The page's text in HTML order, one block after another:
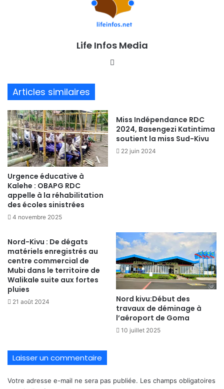
Life Infos Media
Articles similaires
Urgence éducative à
Kalehe : OBAPG RDC
appelle à la réhabilitation
des écoles sinistrées
4 novembre 2025
Miss Indépendance RDC
2024, Basengezi Katintima
soutient la miss Sud-Kivu
22 juin 2024
Nord-Kivu : De dégats
matériels enregistrés au
centre commercial de
Mubi dans le territoire de
Walikale suite aux fortes
pluies
21 août 2024
Nord kivu:Début des
travaux de déminage à
l’aéroport de Goma
10 juillet 2025
Laisser un commentaire
Votre adresse e-mail ne sera pas publiée. Les champs obligatoires